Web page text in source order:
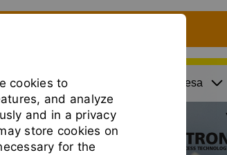
Representantes La empresa
homepage
cookies to
and analyze
and in a privacy
store cookies on
for the